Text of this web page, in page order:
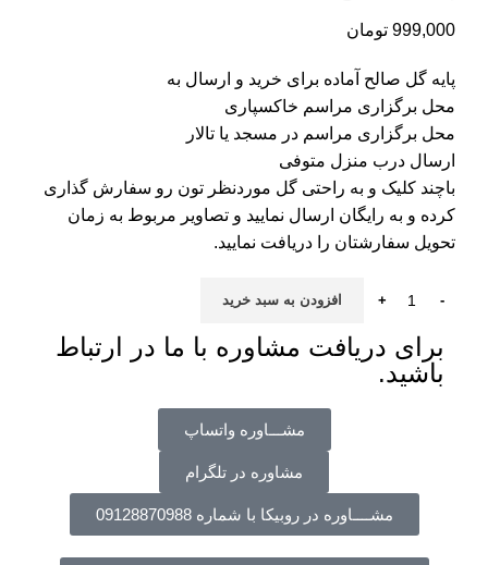
999,000 تومان
پایه گل صالح آماده برای خرید و ارسال به
محل برگزاری مراسم خاکسپاری
محل برگزاری مراسم در مسجد یا تالار
ارسال درب منزل متوفی
باچند کلیک و به راحتی گل موردنظر تون رو سفارش گذاری
کرده و به رایگان ارسال نمایید و تصاویر مربوط به زمان
تحویل سفارشتان را دریافت نمایید.
افزودن به سبد خرید
برای دریافت مشاوره با ما در ارتباط
باشید.
مشـــاوره واتساپ
مشاوره در تلگرام
مشــــاوره در روبیکا با شماره 09128870988